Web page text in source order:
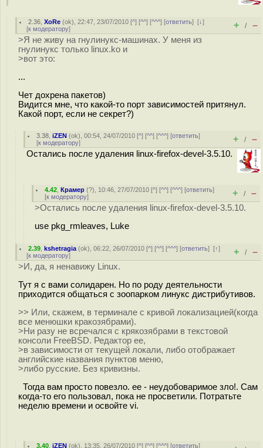
2.36 ,XoRe (ok), 22:47, 23/07/2010 [^] [^^] [^^^] [ответить][↓]
[к модератору] + / –
>Я не живу на гнулинукс-машинах. У меня из
гнулинукс только linux.ko и
>вот это:
...
Чет дохрена пакетов)
Видится мне, что какой-то порт зависимостей притянул.
Какой порт, если не секрет?)
3.38 ,iZEN (ok), 00:54, 24/07/2010 [^] [^^] [^^^] [ответить]
[к модератору] + / –
Остались после удаления linux-firefox-devel-3.5.10.
4.42 ,Крамер (?), 10:46, 27/07/2010 [^] [^^] [^^^] [ответить]
[к модератору] + / –
>Остались после удаления linux-firefox-devel-3.5.10.
use pkg_rmleaves, Luke
2.39 ,kshetragia (ok), 06:22, 26/07/2010 [^] [^^] [^^^] [ответить][↑]
[к модератору] + / –
>И, да, я ненавижу Linux.
Тут я с вами солидарен. Но по роду деятельности
приходится общаться с зоопарком линукс дистрибутивов.
>> Или, скажем, в терминале с кривой локализацией(когда
все менюшки кракозябрами).
>Ни разу не всречался с крякозябрами в текстовой
консоли FreeBSD. Редактор ee,
>в зависимости от текущей локали, либо отображает
английские названия пунктов меню,
>либо русские. Без кривизны.
Тогда вам просто повезло. ee - неудобоваримое зло!. Сам
когда-то его пользовал, пока не просветили. Потратьте
неделю времени и освойте vi.
3.40 ,iZEN (ok), 13:35, 26/07/2010 [^] [^^] [^^^] [ответить]